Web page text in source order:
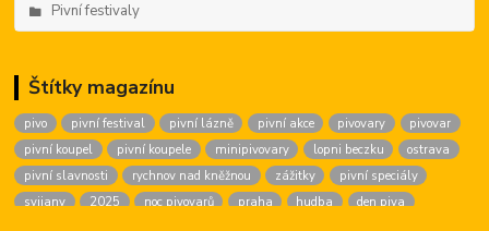
Pivní festivaly
Štítky magazínu
pivo pivní festival pivní lázně pivní akce pivovary
pivovar
pivní koupel
pivní koupele minipivovary lopni beczku
ostrava
pivní slavnosti
rychnov nad kněžnou zážitky
pivní speciály
svijany
2025 noc pivovarů praha hudba
den piva